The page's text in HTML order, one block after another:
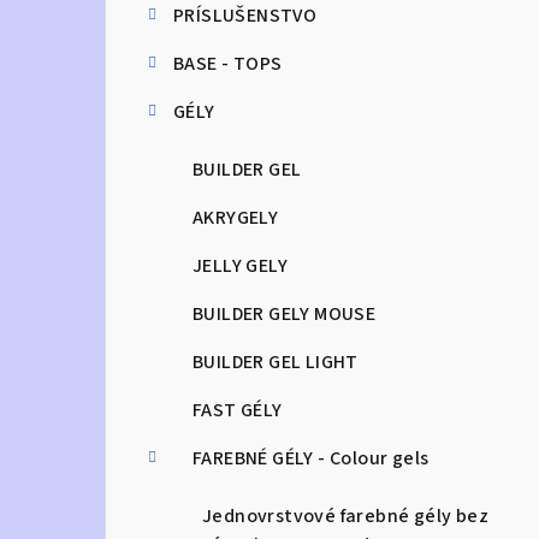
PRÍSLUŠENSTVO
BASE - TOPS
GÉLY
BUILDER GEL
AKRYGELY
JELLY GELY
BUILDER GELY MOUSE
BUILDER GEL LIGHT
FAST GÉLY
FAREBNÉ GÉLY - Colour gels
Jednovrstvové farebné gély bez